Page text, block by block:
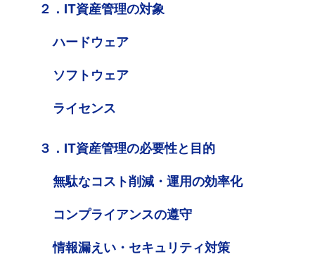
２．IT資産管理の対象
ハードウェア
ソフトウェア
ライセンス
３．IT資産管理の必要性と目的
無駄なコスト削減・運用の効率化
コンプライアンスの遵守
情報漏えい・セキュリティ対策